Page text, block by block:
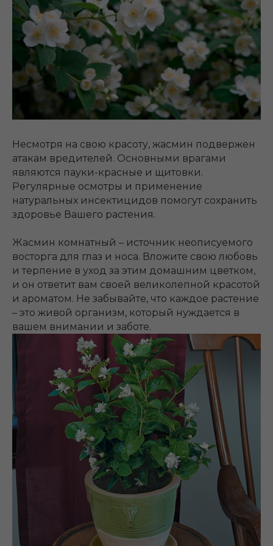
Несмотря на свою красоту, жасмин подвержен
атакам вредителей. Основными врагами
являются пауки-красные и щитовки.
Регулярные осмотры и применение
натуральных инсектицидов помогут сохранить
здоровье Вашего растения.
Жасмин комнатный – источник неописуемого
восторга для глаз и носа. Вложите свою любовь
и терпение в уход за этим домашним цветком,
и он ответит вам своей великолепной красотой
и ароматом. Не забывайте, что каждое растение
– это живой организм, который нуждается в
вашем внимании и заботе.